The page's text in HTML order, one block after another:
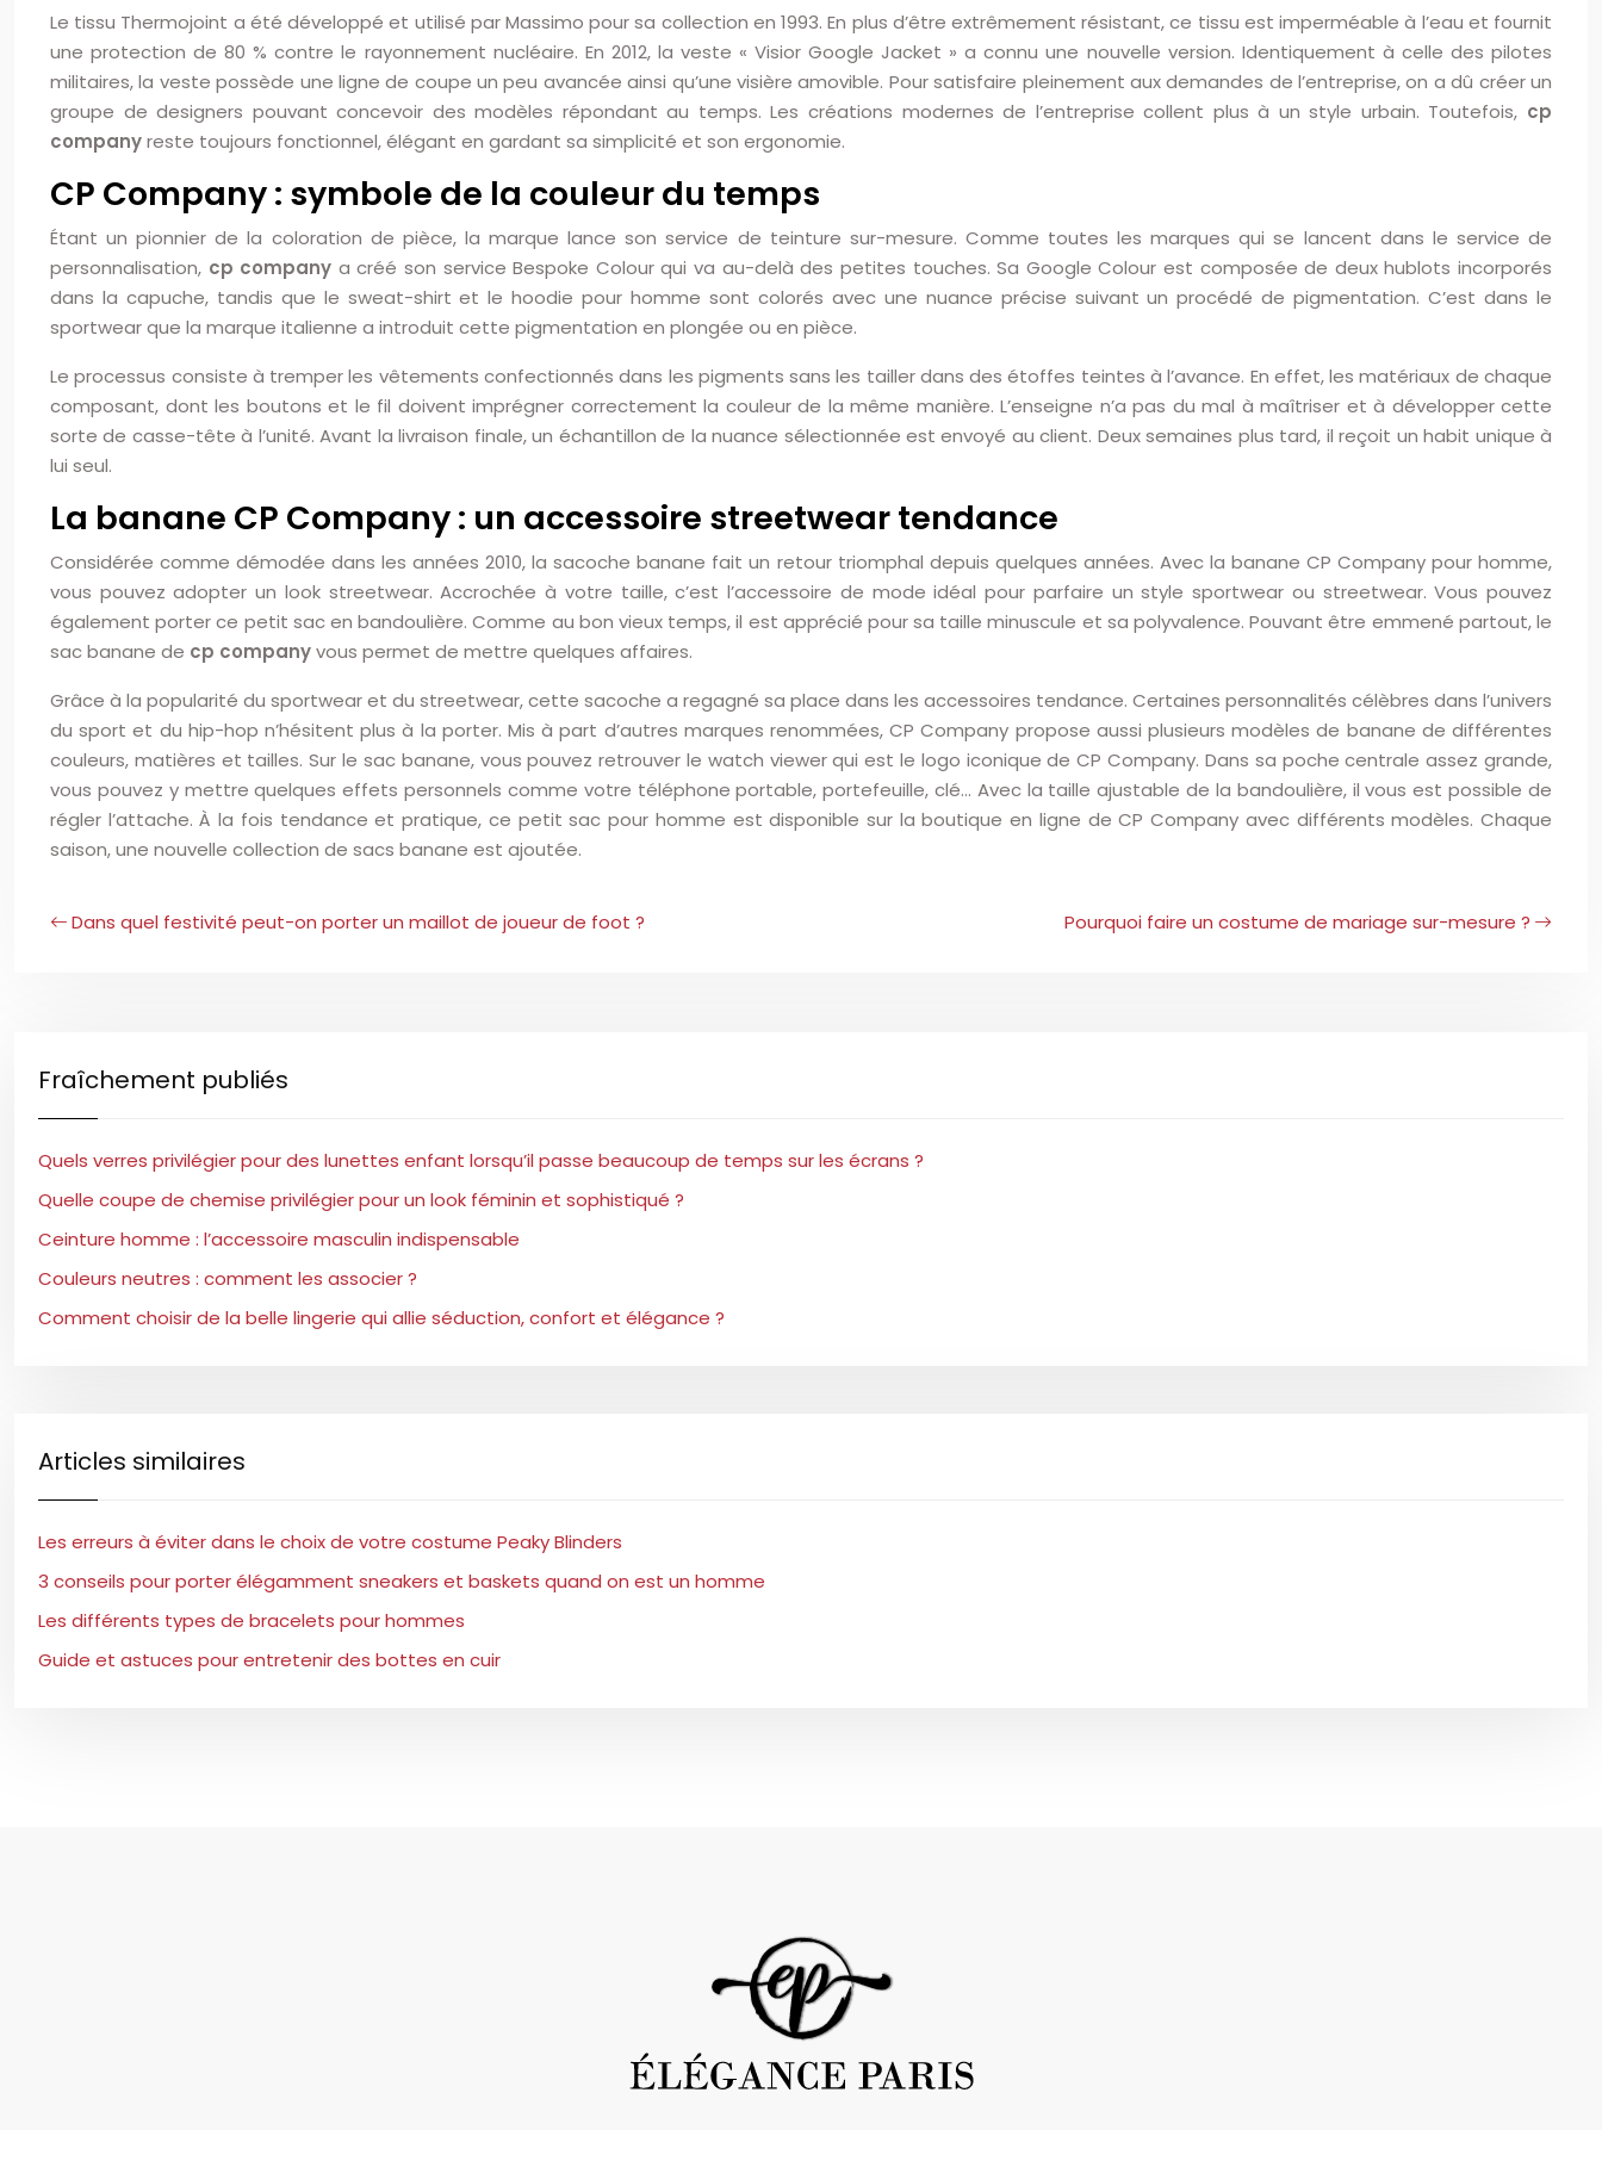
Le tissu Thermojoint a été développé et utilisé par Massimo pour sa collection en 1993. En plus d’être extrêmement résistant, ce tissu est imperméable à l’eau et fournit
une protection de 80 % contre le rayonnement nucléaire. En 2012, la veste « Visior Google Jacket » a connu une nouvelle version. Identiquement à celle des pilotes
militaires, la veste possède une ligne de coupe un peu avancée ainsi qu’une visière amovible. Pour satisfaire pleinement aux demandes de l’entreprise, on a dû créer un
groupe de designers pouvant concevoir des modèles répondant au temps. Les créations modernes de l’entreprise collent plus à un style urbain. Toutefois, cp
companyreste toujours fonctionnel, élégant en gardant sa simplicité et son ergonomie.
CP Company : symbole de la couleur du temps
Étant un pionnier de la coloration de pièce, la marque lance son service de teinture sur-mesure. Comme toutes les marques qui se lancent dans le service de
personnalisation, cp company a créé son service Bespoke Colour qui va au-delà des petites touches. Sa Google Colour est composée de deux hublots incorporés
dans la capuche, tandis que le sweat-shirt et le hoodie pour homme sont colorés avec une nuance précise suivant un procédé de pigmentation. C’est dans le
sportwear que la marque italienne a introduit cette pigmentation en plongée ou en pièce.
Le processus consiste à tremper les vêtements confectionnés dans les pigments sans les tailler dans des étoffes teintes à l’avance. En effet, les matériaux de chaque
composant, dont les boutons et le fil doivent imprégner correctement la couleur de la même manière. L’enseigne n’a pas du mal à maîtriser et à développer cette
sorte de casse-tête à l’unité. Avant la livraison finale, un échantillon de la nuance sélectionnée est envoyé au client. Deux semaines plus tard, il reçoit un habit unique à
lui seul.
La banane CP Company : un accessoire streetwear tendance
Considérée comme démodée dans les années 2010, la sacoche banane fait un retour triomphal depuis quelques années. Avec la banane CP Company pour homme,
vous pouvez adopter un look streetwear. Accrochée à votre taille, c’est l’accessoire de mode idéal pour parfaire un style sportwear ou streetwear. Vous pouvez
également porter ce petit sac en bandoulière. Comme au bon vieux temps, il est apprécié pour sa taille minuscule et sa polyvalence. Pouvant être emmené partout, le
sac banane de cp companyvous permet de mettre quelques affaires.
Grâce à la popularité du sportwear et du streetwear, cette sacoche a regagné sa place dans les accessoires tendance. Certaines personnalités célèbres dans l’univers
du sport et du hip-hop n’hésitent plus à la porter. Mis à part d’autres marques renommées, CP Company propose aussi plusieurs modèles de banane de différentes
couleurs, matières et tailles. Sur le sac banane, vous pouvez retrouver le watch viewer qui est le logo iconique de CP Company. Dans sa poche centrale assez grande,
vous pouvez y mettre quelques effets personnels comme votre téléphone portable, portefeuille, clé… Avec la taille ajustable de la bandoulière, il vous est possible de
régler l’attache. À la fois tendance et pratique, ce petit sac pour homme est disponible sur la boutique en ligne de CP Company avec différents modèles. Chaque
saison, une nouvelle collection de sacs banane est ajoutée.
Dans quel festivité peut-on porter un maillot de joueur de foot ? Pourquoi faire un costume de mariage sur-mesure ?
Fraîchement publiés
Quels verres privilégier pour des lunettes enfant lorsqu’il passe beaucoup de temps sur les écrans ?
Quelle coupe de chemise privilégier pour un look féminin et sophistiqué ?
Ceinture homme : l’accessoire masculin indispensable
Couleurs neutres : comment les associer ?
Comment choisir de la belle lingerie qui allie séduction, confort et élégance ?
Articles similaires
Les erreurs à éviter dans le choix de votre costume Peaky Blinders
3 conseils pour porter élégamment sneakers et baskets quand on est un homme
Les différents types de bracelets pour hommes
Guide et astuces pour entretenir des bottes en cuir